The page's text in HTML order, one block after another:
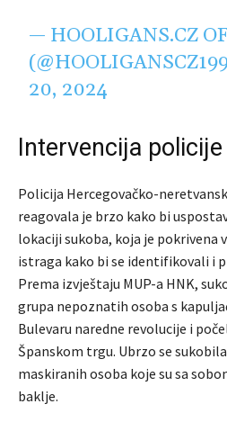
— HOOLIGANS.CZ
20, 2024
Intervencija policije
Policija Hercegovačko-
reagovala je brzo kako bi
lokaciji sukoba, koja je pokrivena
istraga kako bi se identifikovali i
Prema izvještaju MUP-a HNK,
grupa nepoznatih osoba s
Bulevaru naredne revolucije i
Španskom trgu. Ubrzo se
maskiranih osoba koje su sa
baklje.